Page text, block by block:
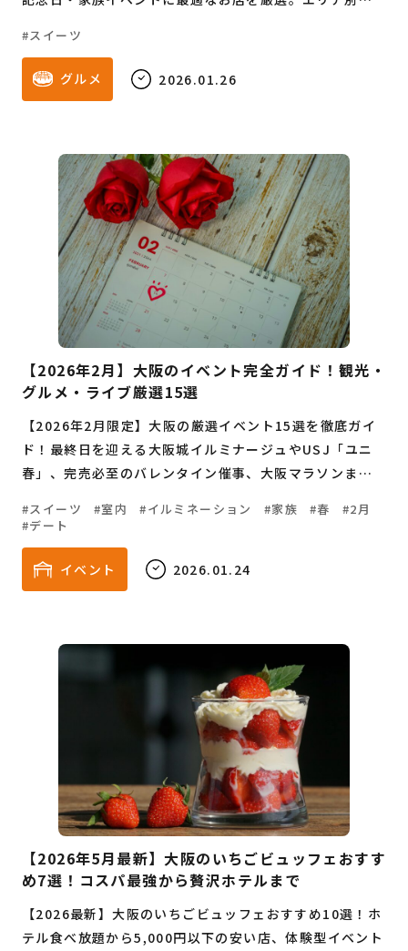
の神戸受取など）まで網羅。失敗しない最高の1台がここ
で見つかります！
スイーツ
グルメ 2026.01.26
【2026年2月】大阪のイベント完全ガイド！観光・
グルメ・ライブ厳選15選
【2026年2月限定】大阪の厳選イベント15選を徹底ガイ
ド！最終日を迎える大阪城イルミナージュやUSJ「ユニ
春」、完売必至のバレンタイン催事、大阪マラソンまで
行紹介でパッとわかる比較表付き。冬の大阪を遊び尽くす
最新情報を今すぐチェック！
スイーツ 室内 イルミネーション 家族 春
2月
デート
イベント 2026.01.24
【2026年5月最新】大阪のいちごビュッフェおすす
め7選！コスパ最強から贅沢ホテルまで
【2026最新】大阪のいちごビュッフェおすすめ10選！ホ
テル食べ放題から5,000円以下の安い店、体験型イベント